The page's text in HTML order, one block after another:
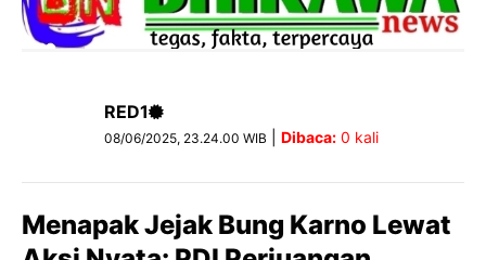
RED1
08/06/2025, 23.24.00 WIB Dibaca: 0 kali
Menapak Jejak Bung Karno Lewat